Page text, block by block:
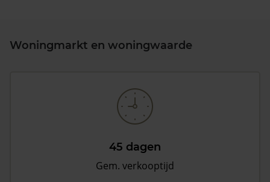
Woningmarkt en woningwaarde
45 dagen
Gem. verkooptijd